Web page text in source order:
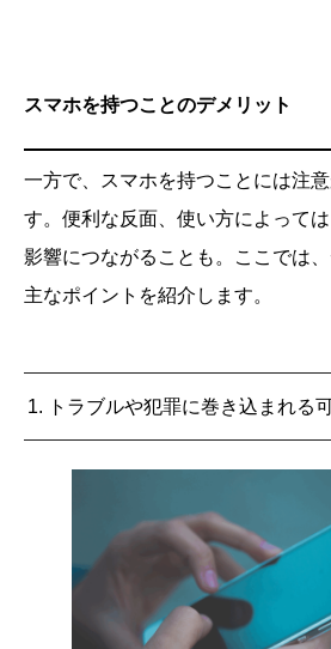
スマホを持つことのデメリット
一方で、スマホを持つことには注
す。便利な反面、使い方によって
影響につながることも。ここでは
主なポイントを紹介します。
1. トラブルや犯罪に巻き込まれる